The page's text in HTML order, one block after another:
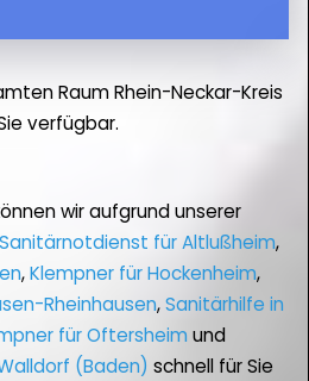
Raum Rhein-Neckar-Kreis
verfügbar.
wir aufgrund unserer
Sanitärnotdienst für Altlußheim,
,Klempner für Hockenheim,
Rheinhausen,Sanitärhilfe in
für Oftersheim und
(Baden) schnell für Sie